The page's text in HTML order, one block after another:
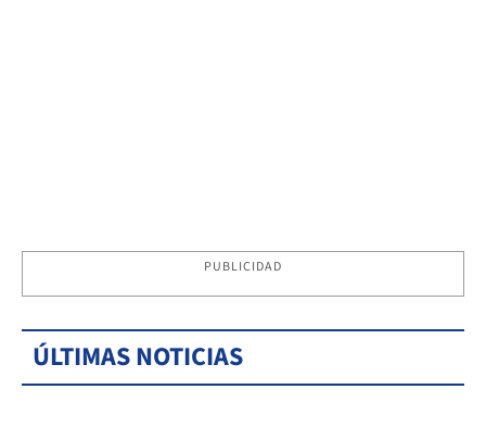
PUBLICIDAD
ÚLTIMAS NOTICIAS